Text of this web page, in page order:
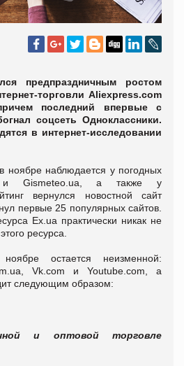
предпраздничным ростом
торговли Aliexpress.com
последний впервые с
соцсеть Одноклассники.
в интернет-исследовании
ноябре наблюдается у погодных
и Gismeteo.ua, а также у
вернулся новостной сайт
первые 25 популярных сайтов.
Ex.ua практически никак не
ресурса.
остается неизменной:
Vk.com и Youtube.com, а
следующим образом:
и оптовой торговле